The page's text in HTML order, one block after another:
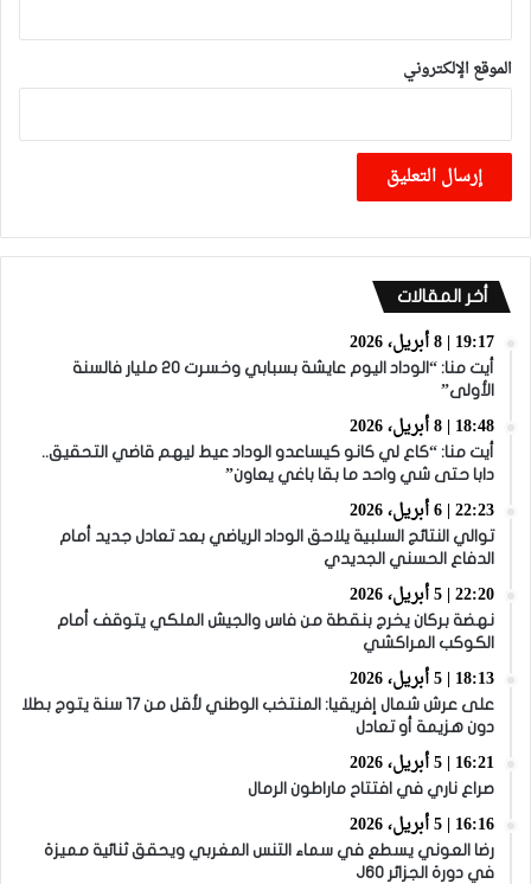
الموقع الإلكتروني
أخر المقالات
19:17 | 8 أبريل، 2026
أيت منا: “الوداد اليوم عايشة بسبابي وخسرت 20 مليار فالسنة
الأولى”
18:48 | 8 أبريل، 2026
أيت منا: “كاع لي كانو كيساعدو الوداد عيط ليهم قاضي التحقيق..
دابا حتى شي واحد ما بقا باغي يعاون”
22:23 | 6 أبريل، 2026
توالي النتائج السلبية يلاحق الوداد الرياضي بعد تعادل جديد أمام
الدفاع الحسني الجديدي
22:20 | 5 أبريل، 2026
نهضة بركان يخرج بنقطة من فاس والجيش الملكي يتوقف أمام
الكوكب المراكشي
18:13 | 5 أبريل، 2026
على عرش شمال إفريقيا: المنتخب الوطني لأقل من 17 سنة يتوج بطلا
دون هزيمة أو تعادل
16:21 | 5 أبريل، 2026
صراع ناري في افتتاح ماراطون الرمال
16:16 | 5 أبريل، 2026
رضا العوني يسطع في سماء التنس المغربي ويحقق ثنائية مميزة
في دورة الجزائر J60